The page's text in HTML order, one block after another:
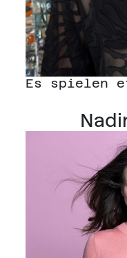
Es spielen